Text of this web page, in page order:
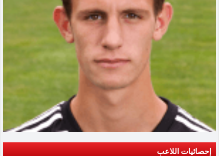
إحصائيات اللاعب